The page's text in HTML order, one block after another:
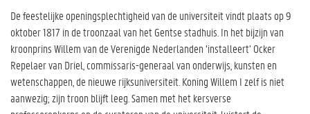
De feestelijke openingsplechtigheid van de universiteit vindt plaats op 9
oktober 1817 in de troonzaal van het Gentse stadhuis. In het bijzijn van
kroonprins Willem van de Verenigde Nederlanden ‘installeert’ Ocker
Repelaer van Driel, commissaris-generaal van onderwijs, kunsten en
wetenschappen, de nieuwe rijksuniversiteit. Koning Willem I zelf is niet
aanwezig; zijn troon blijft leeg. Samen met het kersverse